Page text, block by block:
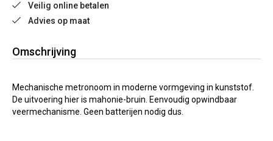
Veilig online betalen
Advies op maat
Omschrijving
Mechanische metronoom in moderne vormgeving in kunststof.
De uitvoering hier is mahonie-bruin. Eenvoudig opwindbaar
veermechanisme. Geen batterijen nodig dus.